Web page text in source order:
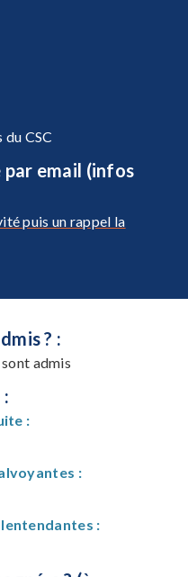
CSC
email (infos
puis un rappel la
? :
admis
:
:
: